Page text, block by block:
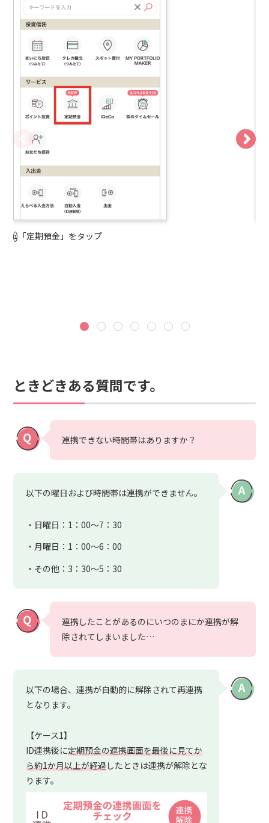
「定期預金」をタップ
ときどきある質問です。
連携できない時間帯はありますか？
以下の曜日および時間帯は連携ができません。
日曜日：1：00～7：30
月曜日：1：00～6：00
その他：3：30～5：30
連携したことがあるのにいつのまにか連携が解
除されてしまいました…
以下の場合、連携が自動的に解除されて再連携
となります。
【ケース1】
ID連携後に定期預金の連携画面を最後に見てか
ら約1か月以上が経過したときは連携が解除とな
ります。